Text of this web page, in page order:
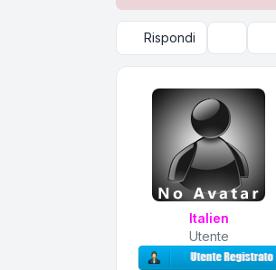
Rispondi
Italien
Utente